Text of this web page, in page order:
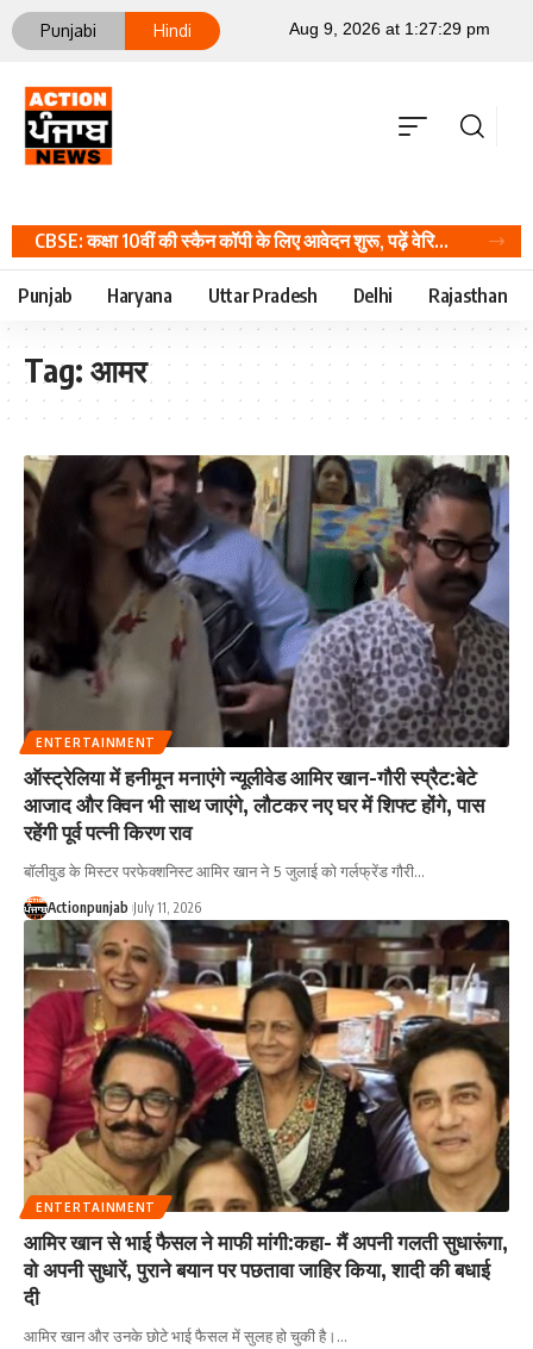
Punjabi Hindi
CBSE: कक्षा 10वीं की स्कैन कॉपी के लिए आवेदन शुरू, पढ़ें वेरिफिकेशन और रीवैल्यूएशन का पूरा शेड्यूल, Career Hindi News
Punjab Haryana Uttar Pradesh Delhi Rajasthan
Tag: आमर
ENTERTAINMENT
ऑस्ट्रेलिया में हनीमून मनाएंगे न्यूलीवेड आमिर खान-गौरी स्प्रैट:बेटे
आजाद और क्विन भी साथ जाएंगे, लौटकर नए घर में शिफ्ट होंगे, पास
रहेंगी पूर्व पत्नी किरण राव
बॉलीवुड के मिस्टर परफेक्शनिस्ट आमिर खान ने 5 जुलाई को गर्लफ्रेंड गौरी…
Actionpunjab July 11, 2026
ENTERTAINMENT
आमिर खान से भाई फैसल ने माफी मांगी:कहा- मैं अपनी गलती सुधारूंगा,
वो अपनी सुधारें, पुराने बयान पर पछतावा जाहिर किया, शादी की बधाई
दी
आमिर खान और उनके छोटे भाई फैसल में सुलह हो चुकी है। …